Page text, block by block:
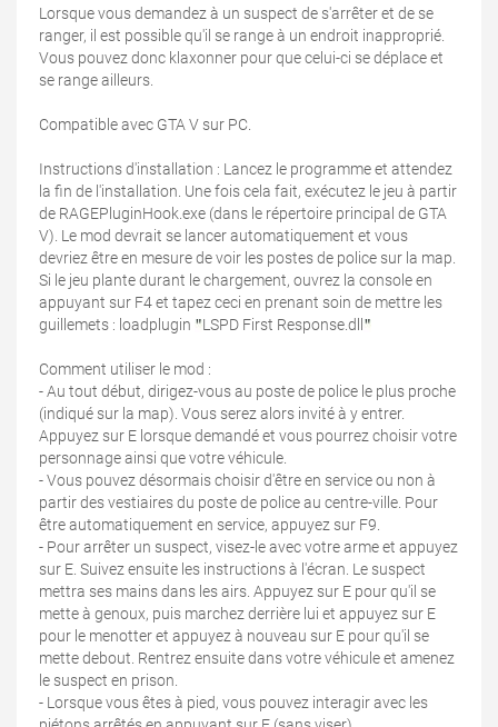
Lorsque vous demandez à un suspect de s'arrêter et de se
ranger, il est possible qu'il se range à un endroit inapproprié.
Vous pouvez donc klaxonner pour que celui-ci se déplace et
se range ailleurs.
Compatible avec GTA V sur PC.
Instructions d'installation : Lancez le programme et attendez
la fin de l'installation. Une fois cela fait, exécutez le jeu à partir
de RAGEPluginHook.exe (dans le répertoire principal de GTA
V). Le mod devrait se lancer automatiquement et vous
devriez être en mesure de voir les postes de police sur la map.
Si le jeu plante durant le chargement, ouvrez la console en
appuyant sur F4 et tapez ceci en prenant soin de mettre les
guillemets : loadplugin
LSPD First Response.dll
Comment utiliser le mod :
- Au tout début, dirigez-vous au poste de police le plus proche
(indiqué sur la map). Vous serez alors invité à y entrer.
Appuyez sur E lorsque demandé et vous pourrez choisir votre
personnage ainsi que votre véhicule.
- Vous pouvez désormais choisir d'être en service ou non à
partir des vestiaires du poste de police au centre-ville. Pour
être automatiquement en service, appuyez sur F9.
- Pour arrêter un suspect, visez-le avec votre arme et appuyez
sur E. Suivez ensuite les instructions à l'écran. Le suspect
mettra ses mains dans les airs. Appuyez sur E pour qu'il se
mette à genoux, puis marchez derrière lui et appuyez sur E
pour le menotter et appuyez à nouveau sur E pour qu'il se
mette debout. Rentrez ensuite dans votre véhicule et amenez
le suspect en prison.
- Lorsque vous êtes à pied, vous pouvez interagir avec les